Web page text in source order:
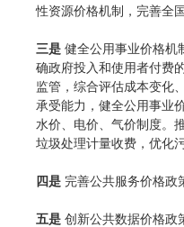
性资源价格机制，完善全
三是 健全公用事业价格机
确政府投入和使用者付费
监管，综合评估成本变化
承受能力，健全公用事业
水价、电价、气价制度。
垃圾处理计量收费，优化
四是 完善公共服务价格政
五是 创新公共数据价格政